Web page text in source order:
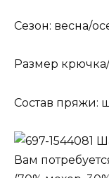
Сезон: весна/
Размер
Состав пряжи:
Вам